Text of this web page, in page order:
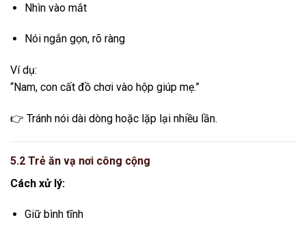
Nhìn vào mắt
Nói ngắn gọn, rõ ràng
Ví dụ:
“Nam, con cất đồ chơi vào hộp giúp mẹ.”
👉 Tránh nói dài dòng hoặc lặp lại nhiều lần.
5.2 Trẻ ăn vạ nơi công cộng
Cách xử lý:
Giữ bình tĩnh